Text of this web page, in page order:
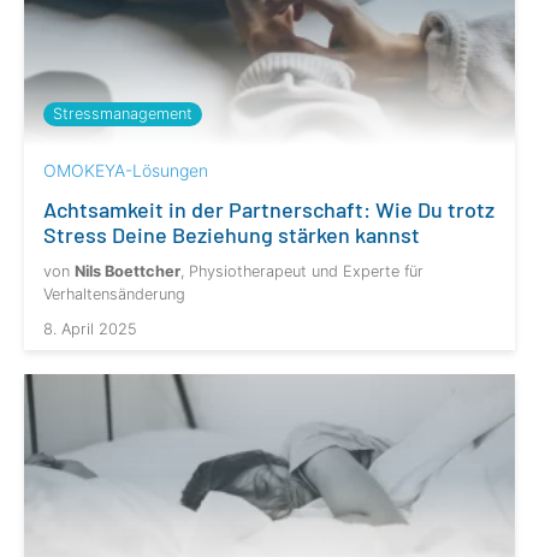
Stressmanagement
OMOKEYA-Lösungen
Achtsamkeit in der Partnerschaft: Wie Du trotz
Stress Deine Beziehung stärken kannst
von Nils Boettcher, Physiotherapeut und Experte für
Verhaltensänderung
8. April 2025